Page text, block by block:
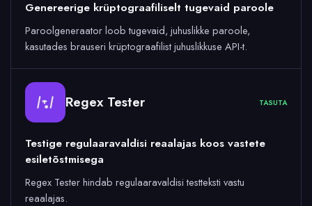
Genereerige krüptograafiliselt tugevaid paroole
Paroolgeneraator loob tugevaid, juhuslikke paroole,
kasutades brauseri krüptograafilist juhuslikkuse API-t.
Regex Tester TASUTA
Testige regulaaravaldisi reaalajas koos vastete
esiletõstmisega
Regex Tester hindab regulaaravaldisi testteksti vastu
reaalajas.